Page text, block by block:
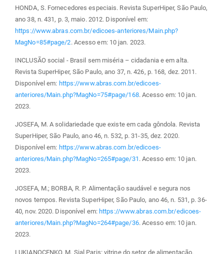
HONDA, S. Fornecedores especiais. Revista SuperHiper, São Paulo,
ano 38, n. 431, p. 3, maio. 2012. Disponível em:
https://www.abras.com.br/edicoes-anteriores/Main.php?
MagNo=85#page/2. Acesso em: 10 jan. 2023.
INCLUSÃO social - Brasil sem miséria – cidadania e em alta.
Revista SuperHiper, São Paulo, ano 37, n. 426, p. 168, dez. 2011.
Disponível em: https://www.abras.com.br/edicoes-
anteriores/Main.php?MagNo=75#page/168. Acesso em: 10 jan.
2023.
JOSEFA, M. A solidariedade que existe em cada gôndola. Revista
SuperHiper, São Paulo, ano 46, n. 532, p. 31-35, dez. 2020.
Disponível em: https://www.abras.com.br/edicoes-
anteriores/Main.php?MagNo=265#page/31 . Acesso em: 10 jan.
2023.
JOSEFA, M.; BORBA, R. P. Alimentação saudável e segura nos
novos tempos. Revista SuperHiper, São Paulo, ano 46, n. 531, p. 36-
40, nov. 2020. Disponível em: https://www.abras.com.br/edicoes-
anteriores/Main.php?MagNo=264#page/36. Acesso em: 10 jan.
2023.
LUKIANOCENKO, M. Sial Paris: vitrine do setor de alimentação.